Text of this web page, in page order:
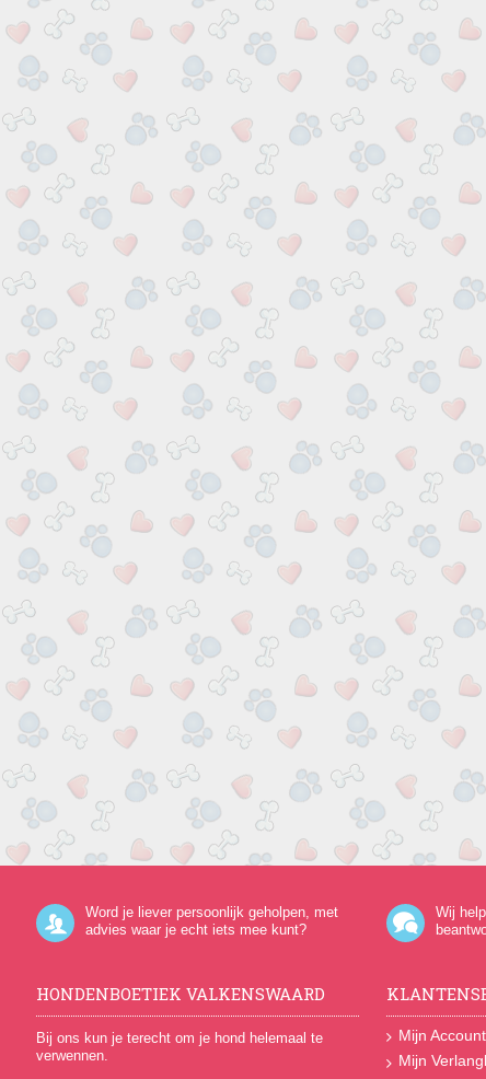
Word je liever persoonlijk geholpen, met
advies waar je echt iets mee kunt?
Wij
HONDENBOETIEK VALKENSWAARD
Bij ons kun je terecht om je hond helemaal te
verwennen.
Mijn Account
Mijn